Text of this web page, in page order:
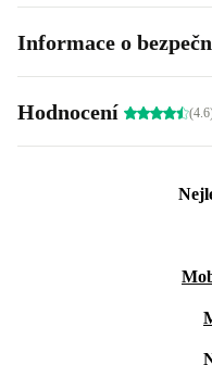
Informace o
Hodnocení